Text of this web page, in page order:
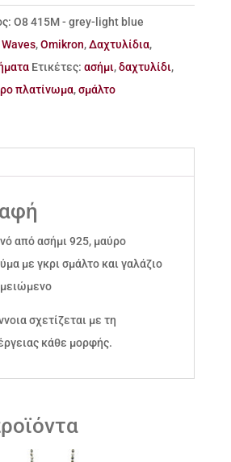
Ο8 415Μ - grey-light blue
,Omikron,Δαχτυλίδια,
Ετικέτες: ασήμι,δαχτυλίδι,
πλατίνωμα,σμάλτο
από ασήμι 925, μαύρο
με γκρι σμάλτο και γαλάζιο
σχετίζεται με τη
κάθε μορφής.